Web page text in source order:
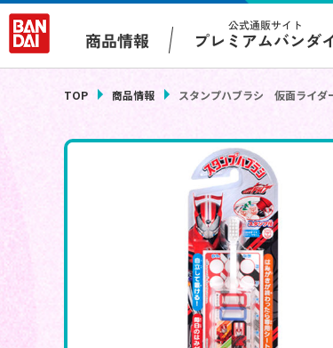
商品情報
公式通販サイト
プレミアムバンダ
TOP 商品情報 スタンプハブラシ 仮面ライダ